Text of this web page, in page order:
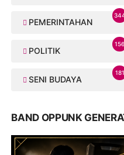
PEMERINTAHAN
POLITIK
156
SENI BUDAYA
181
BAND OPPUNK